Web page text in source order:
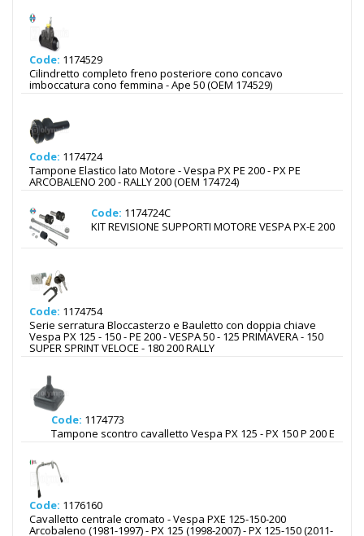
Code: 1174529
Cilindretto completo freno posteriore cono concavo
imboccatura cono femmina - Ape 50 (OEM 174529)
Code: 1174724
Tampone Elastico lato Motore - Vespa PX PE 200 - PX PE
ARCOBALENO 200 - RALLY 200 (OEM 174724)
Code: 1174724C
KIT REVISIONE SUPPORTI MOTORE VESPA PX-E 200
Code: 1174754
Serie serratura Bloccasterzo e Bauletto con doppia chiave
Vespa PX 125 - 150 - PE 200 - VESPA 50 - 125 PRIMAVERA - 150
SUPER SPRINT VELOCE - 180 200 RALLY
Code: 1174773
Tampone scontro cavalletto Vespa PX 125 - PX 150 P 200 E
Code: 1176160
Cavalletto centrale cromato - Vespa PXE 125-150-200
Arcobaleno (1981-1997) - PX 125 (1998-2007) - PX 125-150 (2011-